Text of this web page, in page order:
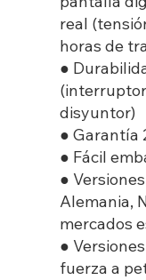
real
horas de
●
disyuntor)
● Garantía
● Fácil
●
Alemania,
mercados
●
fuerza a